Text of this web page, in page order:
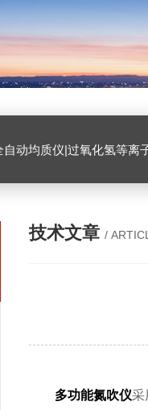
自动均质仪|过氧化氢等离
技术文章 /
多功能氮吹仪采